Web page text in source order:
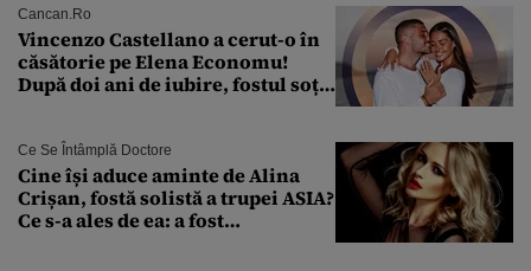
Cancan.ro
Vincenzo Castellano a cerut-o în
căsătorie pe Elena Economu!
După doi ani de iubire, fostul soț
Ce Se Întâmplă Doctore
Cine își aduce aminte de Alina
Crișan, fostă solistă a trupei ASIA?
Ce s-a ales de ea: a fost